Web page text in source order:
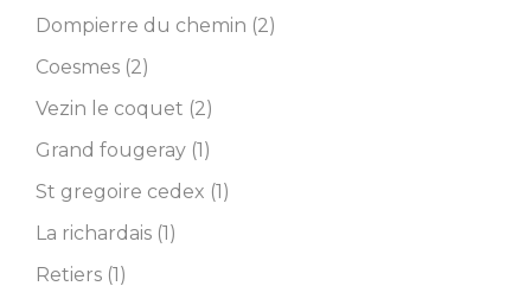
Dompierre du chemin (2)
Coesmes (2)
Vezin le coquet (2)
Grand fougeray (1)
St gregoire cedex (1)
La richardais (1)
Retiers (1)